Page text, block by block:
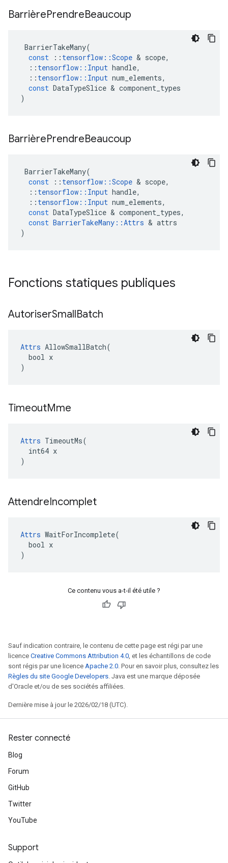
BarrièrePrendreBeaucoup
BarrierTakeMany(
const
:: tensorflow ::Scope & scope,
:: tensorflow :: Input handle,
:: tensorflow :: Input num_elements,
const DataTypeSlice & component_types
)
BarrièrePrendreBeaucoup
BarrierTakeMany(
const
:: tensorflow ::Scope & scope,
:: tensorflow :: Input handle,
:: tensorflow :: Input num_elements,
const DataTypeSlice & component_types,
const BarrierTakeMany ::Attrs & attrs
)
Fonctions statiques publiques
AutoriserSmallBatch
Attrs AllowSmallBatch(
  bool x
)
TimeoutMme
Attrs TimeoutMs(
  int64 x
)
AttendreIncomplet
Attrs WaitForIncomplete(
  bool x
)
Ce contenu vous a-t-il été utile ?
Sauf indication contraire, le contenu de cette page est régi par une
licence Creative Commons Attribution 4.0, et les échantillons de code
sont régis par une licence Apache 2.0. Pour en savoir plus, consultez les
Règles du site Google Developers. Java est une marque déposée
d'Oracle et/ou de ses sociétés affiliées.
Dernière mise à jour le 2026/02/18 (UTC).
Rester connecté
Blog
Forum
GitHub
Twitter
YouTube
Support